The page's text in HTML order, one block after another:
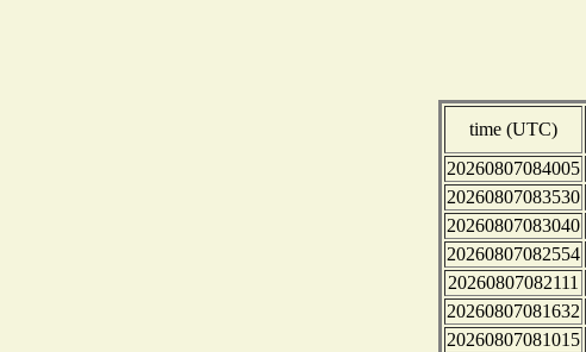
time (UTC)
20260807084005
20260807083530
20260807083040
20260807082554
20260807082111
20260807081632
20260807081015